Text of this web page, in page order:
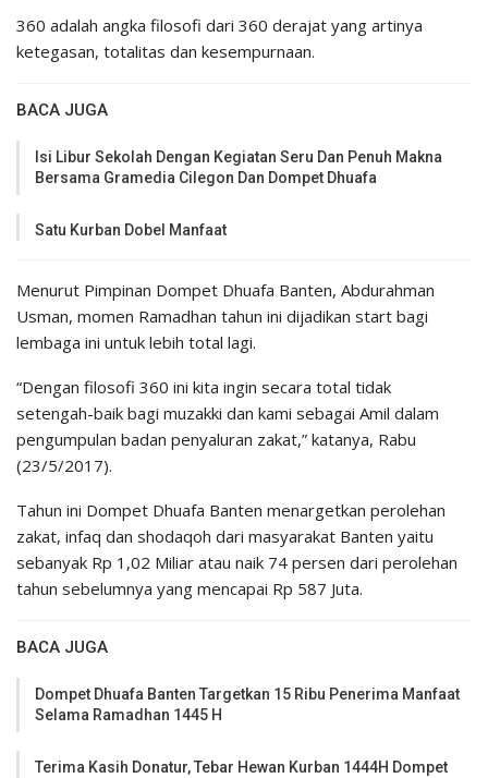
360 adalah angka filosofi dari 360 derajat yang artinya
ketegasan, totalitas dan kesempurnaan.
BACA JUGA
Isi Libur Sekolah Dengan Kegiatan Seru Dan Penuh Makna
Bersama Gramedia Cilegon Dan Dompet Dhuafa
Satu Kurban Dobel Manfaat
Menurut Pimpinan Dompet Dhuafa Banten, Abdurahman
Usman, momen Ramadhan tahun ini dijadikan start bagi
lembaga ini untuk lebih total lagi.
“Dengan filosofi 360 ini kita ingin secara total tidak
setengah-baik bagi muzakki dan kami sebagai Amil dalam
pengumpulan badan penyaluran zakat,” katanya, Rabu
(23/5/2017).
Tahun ini Dompet Dhuafa Banten menargetkan perolehan
zakat, infaq dan shodaqoh dari masyarakat Banten yaitu
sebanyak Rp 1,02 Miliar atau naik 74 persen dari perolehan
tahun sebelumnya yang mencapai Rp 587 Juta.
BACA JUGA
Dompet Dhuafa Banten Targetkan 15 Ribu Penerima Manfaat
Selama Ramadhan 1445 H
Terima Kasih Donatur, Tebar Hewan Kurban 1444H Dompet